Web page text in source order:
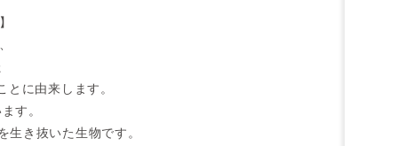
に由来します。
す。
き抜いた生物です。